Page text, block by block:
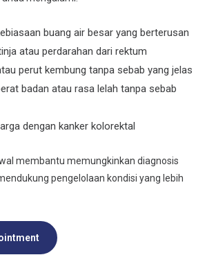
buang air besar yang berterusan
atau perdarahan dari rektum
perut kembung tanpa sebab yang jelas
badan atau rasa lelah tanpa sebab
dengan kanker kolorektal
membantu memungkinkan diagnosis
pengelolaan kondisi yang lebih